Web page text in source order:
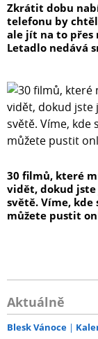
Zkrátit dobu
telefonu by
ale jít na to přes
Letadlo nedává
30 filmů, které
vidět, dokud jste
světě. Víme, kde
můžete pustit
Aktuálně
Blesk Vánoce